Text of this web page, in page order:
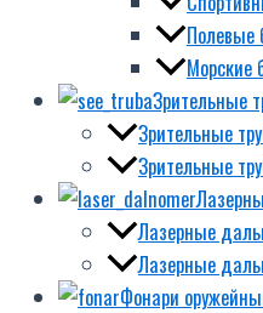
Полевые
Морские
Зрительные
Зрительные
Зрительные
Лазерные
Лазерные
Фонари